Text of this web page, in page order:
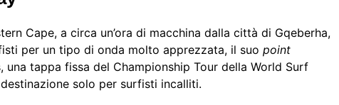
Cape, a circa un’ora di macchina dalla città di Gqeberha,
per un tipo di onda molto apprezzata, il suo point
una tappa fissa del Championship Tour della World Surf
solo per surfisti incalliti.